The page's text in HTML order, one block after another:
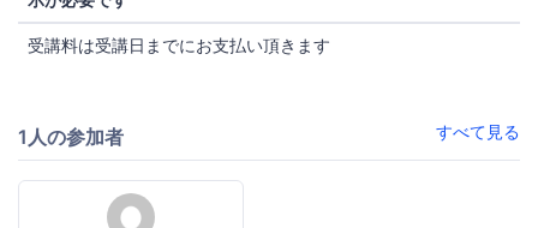
受講料は受講日までにお支払い頂きます
1人の参加者 すべて見る